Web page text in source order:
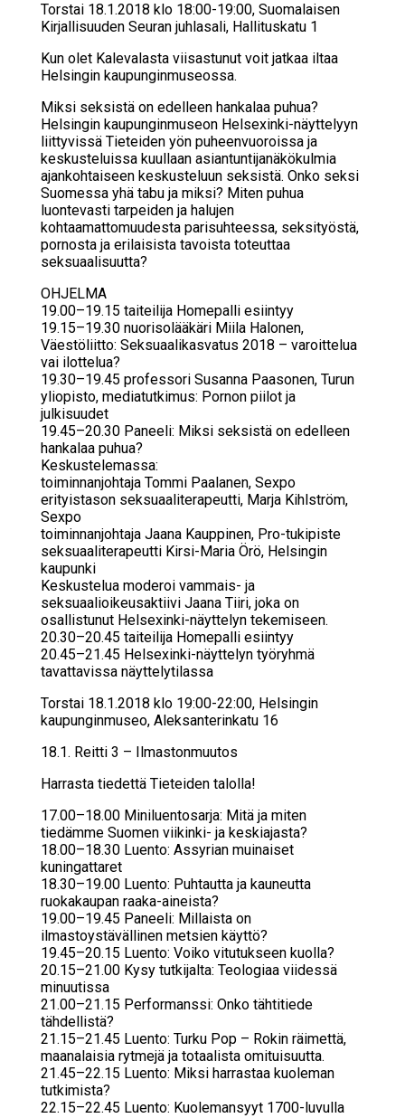
Torstai 18.1.2018 klo 18:00-19:00, Suomalaisen
Kirjallisuuden Seuran juhlasali, Hallituskatu 1
Kun olet Kalevalasta viisastunut voit jatkaa iltaa
Helsingin kaupunginmuseossa.
Mik­si sek­sis­tä on edel­leen han­ka­laa pu­hua?
Helsingin kaupunginmuseon Helsexinki-näyttelyyn
liittyvissä Tieteiden yön puheenvuoroissa ja
keskusteluissa kuullaan asiantuntijanäkökulmia
ajankohtaiseen keskusteluun seksistä. Onko seksi
Suomessa yhä tabu ja miksi? Miten puhua
luontevasti tarpeiden ja halujen
kohtaamattomuudesta parisuhteessa, seksityöstä,
pornosta ja erilaisista tavoista toteuttaa
seksuaalisuutta?
OHJELMA
19.00–19.15 taiteilija Homepalli esiintyy
19.15–19.30 nuorisolääkäri Miila Halonen,
Väestöliitto: Seksuaalikasvatus 2018 – varoittelua
vai ilottelua?
19.30–19.45 professori Susanna Paasonen, Turun
yliopisto, mediatutkimus: Pornon piilot ja
julkisuudet
19.45–20.30 Paneeli: Miksi seksistä on edelleen
hankalaa puhua?
Keskustelemassa:
toiminnanjohtaja Tommi Paalanen, Sexpo
erityistason seksuaaliterapeutti, Marja Kihlström,
Sexpo
toiminnanjohtaja Jaana Kauppinen, Pro-tukipiste
seksuaaliterapeutti Kirsi-Maria Örö, Helsingin
kaupunki
Keskustelua moderoi vammais- ja
seksuaalioikeusaktiivi Jaana Tiiri, joka on
osallistunut Helsexinki-näyttelyn tekemiseen.
20.30–20.45 taiteilija Homepalli esiintyy
20.45–21.45 Helsexinki-näyttelyn työryhmä
tavattavissa näyttelytilassa
Torstai 18.1.2018 klo 19:00-22:00, Helsingin
kaupunginmuseo, Aleksanterinkatu 16
18.1. Reit­ti 3 – Il­mas­ton­muu­tos
Har­ras­ta tie­det­tä Tie­tei­den ta­lol­la!
17.00–18.00 Miniluentosarja: Mitä ja miten
tiedämme Suomen viikinki- ja keskiajasta?
18.00–18.30 Luento: Assyrian muinaiset
kuningattaret
18.30–19.00 Luento: Puhtautta ja kauneutta
ruokakaupan raaka-aineista?
19.00–19.45 Paneeli: Millaista on
ilmastoystävällinen metsien käyttö?
19.45–20.15 Luento: Voiko vitutukseen kuolla?
20.15–21.00 Kysy tutkijalta: Teologiaa viidessä
minuutissa
21.00–21.15 Performanssi: Onko tähtitiede
tähdellistä?
21.15–21.45 Luento: Turku Pop – Rokin räimettä,
maanalaisia rytmejä ja totaalista omituisuutta.
21.45–22.15 Luento: Miksi harrastaa kuoleman
tutkimista?
22.15–22.45 Luento: Kuolemansyyt 1700-luvulla